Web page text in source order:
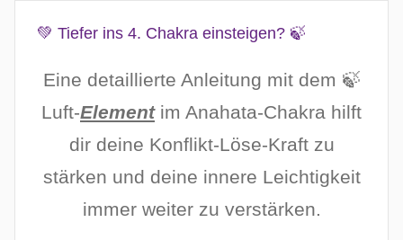
💚 Tiefer ins 4. Chakra einsteigen? 🍃
Eine detaillierte Anleitung mit dem 🍃
Luft-Elementim Anahata-Chakra hilft
dir deine Konflikt-Löse-Kraft zu
stärken und deine innere Leichtigkeit
immer weiter zu verstärken.